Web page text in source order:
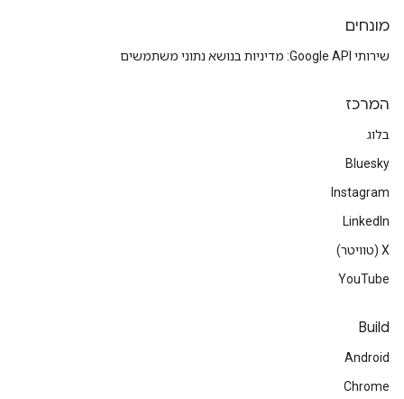
מונחים
שירותי Google API: מדיניות בנושא נתוני משתמשים
המרכז
בלוג
Bluesky
Instagram
LinkedIn
‫X (טוויטר)
YouTube
Build
Android
Chrome